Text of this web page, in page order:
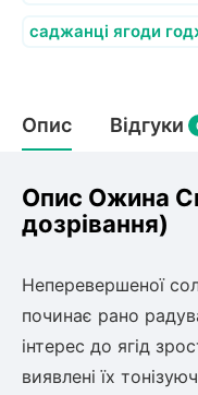
саджанці ягоди
Опис Відгуки
Опис Ожина
дозрівання)
Неперевершеної
починає рано
інтерес до ягід
виявлені їх